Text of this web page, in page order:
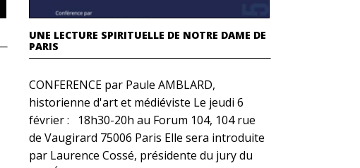
UNE LECTURE SPIRITUELLE DE NOTRE DAME DE
PARIS
CONFERENCE par Paule AMBLARD,
historienne d'art et médiéviste Le jeudi 6
février : 18h30-20h au Forum 104, 104 rue
de Vaugirard 75006 Paris Elle sera introduite
par Laurence Cossé, présidente du jury du